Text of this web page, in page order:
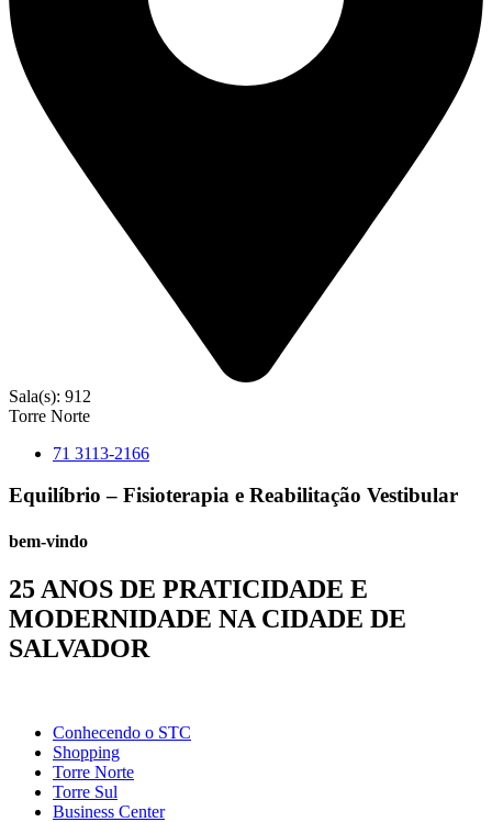
Sala(s): 912
Torre Norte
71 3113-2166
Equilíbrio – Fisioterapia e Reabilitação Vestibular
bem-vindo
25 ANOS DE PRATICIDADE E
MODERNIDADE NA CIDADE DE
SALVADOR
Conhecendo o STC
Shopping
Torre Norte
Torre Sul
Business Center